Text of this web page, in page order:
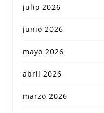
julio 2026
junio 2026
mayo 2026
abril 2026
marzo 2026